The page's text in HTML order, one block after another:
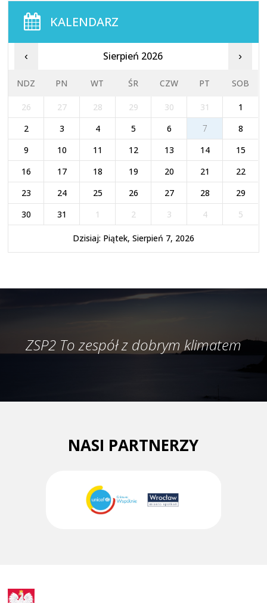
KALENDARZ
‹ Sierpień 2026 ›
NDZ PN WT ŚR CZW PT SOB
26 27 28 29 30 31
1
2
3 4 5 6 7
8
9
10 11 12 13 14
15
16
17 18 19 20 21
22
23
24 25 26 27 28
29
30
31 1 2 3 4 5
Dzisiaj: Piątek, Sierpień 7, 2026
ZSP2 To zespół z dobrym klimatem
NASI PARTNERZY